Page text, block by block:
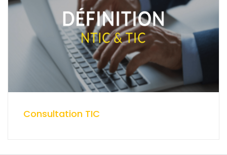
Consultation TIC